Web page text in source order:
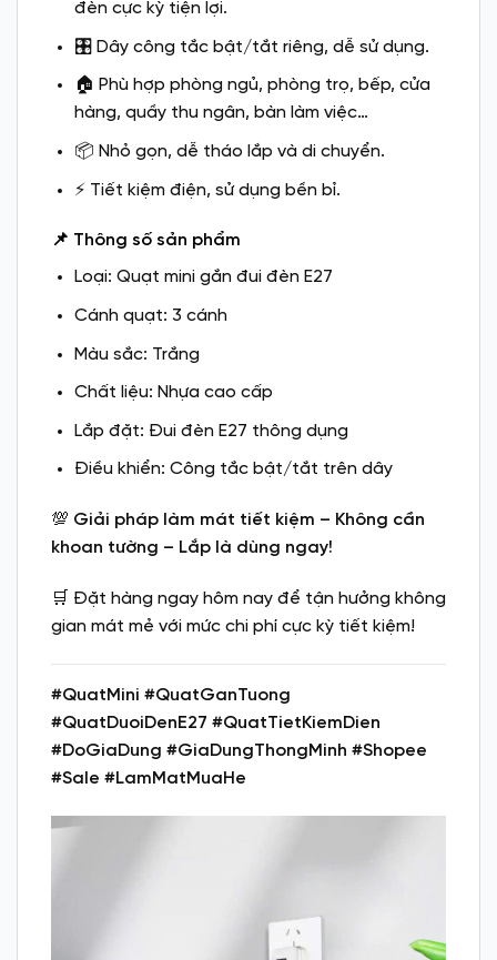
đèn cực kỳ tiện lợi.
🎛️ Dây công tắc bật/tắt riêng, dễ sử dụng.
🏠 Phù hợp phòng ngủ, phòng trọ, bếp, cửa
hàng, quầy thu ngân, bàn làm việc…
📦 Nhỏ gọn, dễ tháo lắp và di chuyển.
⚡ Tiết kiệm điện, sử dụng bền bỉ.
📌 Thông số sản phẩm
Loại: Quạt mini gắn đui đèn E27
Cánh quạt: 3 cánh
Màu sắc: Trắng
Chất liệu: Nhựa cao cấp
Lắp đặt: Đui đèn E27 thông dụng
Điều khiển: Công tắc bật/tắt trên dây
💯 Giải pháp làm mát tiết kiệm – Không cần
khoan tường – Lắp là dùng ngay!
🛒 Đặt hàng ngay hôm nay để tận hưởng không
gian mát mẻ với mức chi phí cực kỳ tiết kiệm!
#QuatMini #QuatGanTuong
#QuatDuoiDenE27 #QuatTietKiemDien
#DoGiaDung #GiaDungThongMinh #Shopee
#Sale #LamMatMuaHe